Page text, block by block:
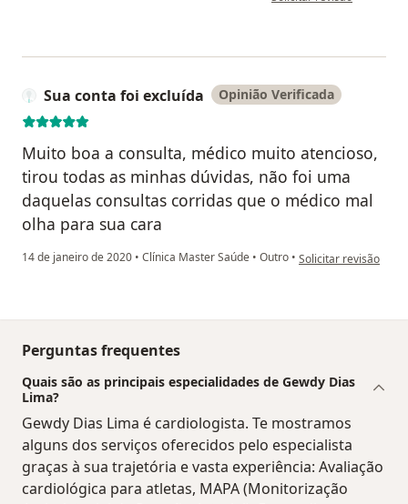
Sua conta foi excluída Opinião Verificada
Muito boa a consulta, médico muito atencioso,
tirou todas as minhas dúvidas, não foi uma
daquelas consultas corridas que o médico mal
olha para sua cara
14 de janeiro de 2020 • Clínica Master Saúde • Outro • na opinião do
Solicitar revisão
Perguntas frequentes
Quais são as principais especialidades de Gewdy Dias
Lima?
Gewdy Dias Lima é cardiologista. Te mostramos
alguns dos serviços oferecidos pelo especialista
graças à sua trajetória e vasta experiência: Avaliação
cardiológica para atletas, MAPA (Monitorização